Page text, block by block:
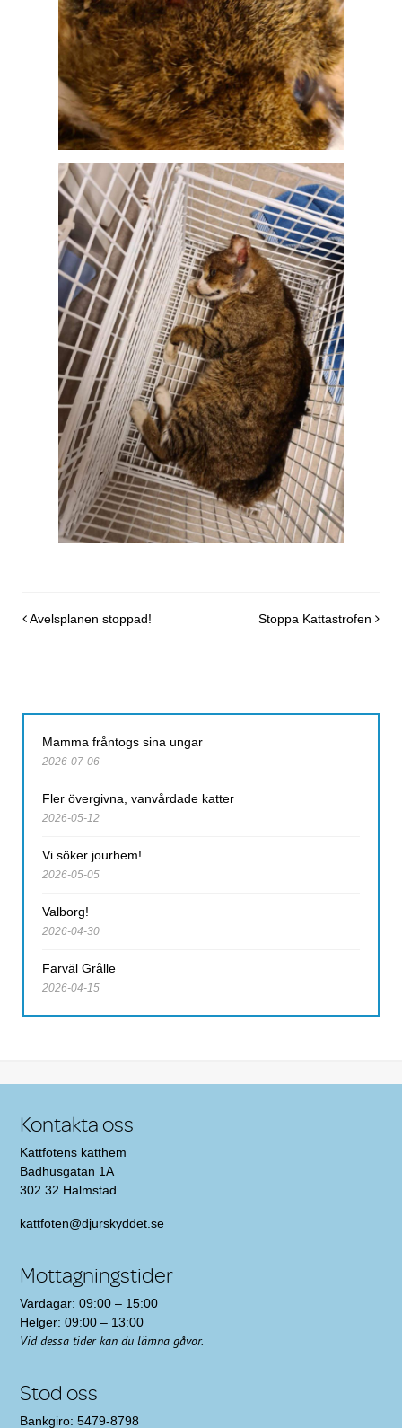
Post navigation
Avelsplanen stoppad! Stoppa Kattastrofen
Mamma fråntogs sina ungar
2026-07-06
Fler övergivna, vanvårdade katter
2026-05-12
Vi söker jourhem!
2026-05-05
Valborg!
2026-04-30
Farväl Grålle
2026-04-15
Kontakta oss
Kattfotens katthem
Badhusgatan 1A
302 32 Halmstad
kattfoten@djurskyddet.se
Mottagningstider
Vardagar: 09:00 – 15:00
Helger: 09:00 – 13:00
Vid dessa tider kan du lämna gåvor.
Stöd oss
Bankgiro: 5479-8798